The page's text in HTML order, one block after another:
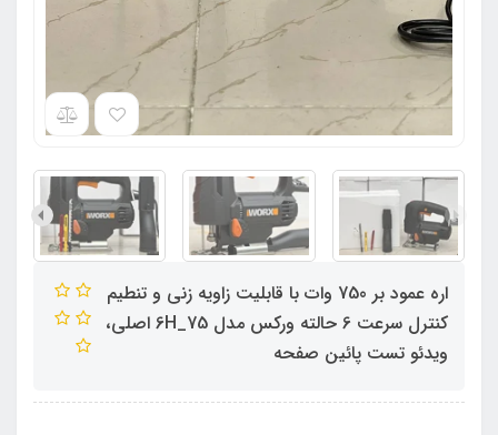
اره عمود بر 750 وات با قابلیت زاویه زنی و تنطیم
کنترل سرعت 6 حالته ورکس مدل 6H_75 اصلی،
ویدئو تست پائین صفحه